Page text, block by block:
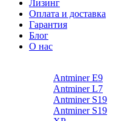
Лизинг
Оплата и доставка
Гарантия
Блог
О нас
Antminer E9
Antminer L7
Antminer S19
Antminer S19